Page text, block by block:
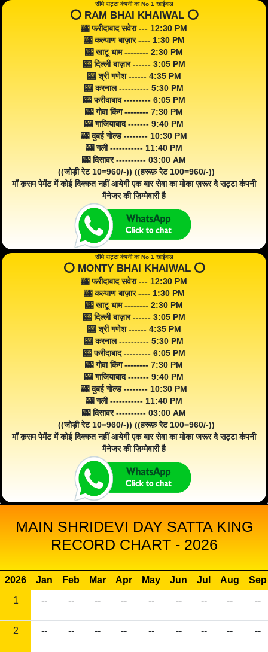
सीधे सट्टा कंपनी का No 1 खाईवाल
⭕️ RAM BHAI KHAIWAL ⭕️
🎰 फरीदाबाद सवेरा --- 12:30 PM
🎰 कल्याण बाज़ार ---- 1:30 PM
🎰 खाटू धाम -------- 2:30 PM
🎰 दिल्ली बाज़ार ------ 3:05 PM
🎰 श्री गणेश ------ 4:35 PM
🎰 करनाल ---------- 5:30 PM
🎰 फरीदाबाद --------- 6:05 PM
🎰 गोवा किंग -------- 7:30 PM
🎰 गाजियाबाद ------- 9:40 PM
🎰 दुबई गोल्ड -------- 10:30 PM
🎰 गली ----------- 11:40 PM
🎰 दिसावर ---------- 03:00 AM
((जोड़ी रेट 10=960/-)) ((हरूफ़ रेट 100=960/-))
माँ क़सम पेमेंट में कोई दिक्कत नहीं आयेगी एक बार सेवा का मोका ज़रूर दे सट्टा कंपनी
मैनेजर की ज़िम्मेवारी है
सीधे सट्टा कंपनी का No 1 खाईवाल
⭕️ MONTY BHAI KHAIWAL ⭕️
🎰 फरीदाबाद सवेरा --- 12:30 PM
🎰 कल्याण बाज़ार ---- 1:30 PM
🎰 खाटू धाम -------- 2:30 PM
🎰 दिल्ली बाज़ार ------ 3:05 PM
🎰 श्री गणेश ------ 4:35 PM
🎰 करनाल ---------- 5:30 PM
🎰 फरीदाबाद --------- 6:05 PM
🎰 गोवा किंग -------- 7:30 PM
🎰 गाजियाबाद ------- 9:40 PM
🎰 दुबई गोल्ड -------- 10:30 PM
🎰 गली ----------- 11:40 PM
🎰 दिसावर ---------- 03:00 AM
((जोड़ी रेट 10=960/-)) ((हरूफ़ रेट 100=960/-))
माँ क़सम पेमेंट में कोई दिक्कत नहीं आयेगी एक बार सेवा का मोका जरूर दे सट्टा कंपनी
मैनेजर की ज़िम्मेवारी है
MAIN SHRIDEVI DAY SATTA KING
RECORD CHART - 2026
2026 Jan Feb Mar Apr May Jun Jul Aug
Sep
1
-- -- -- -- -- -- -- -- --
2 -- -- -- -- -- -- -- -- --